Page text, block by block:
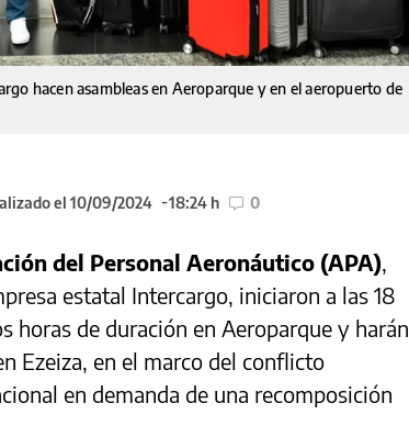
hacen asambleas en Aeroparque y en el aeropuerto de
el 10/09/2024 18:24 h 0
del Personal Aeronáutico (APA),
estatal Intercargo, iniciaron a las 18
horas de duración en Aeroparque y harán
Ezeiza, en el marco del conflicto
en demanda de una recomposición